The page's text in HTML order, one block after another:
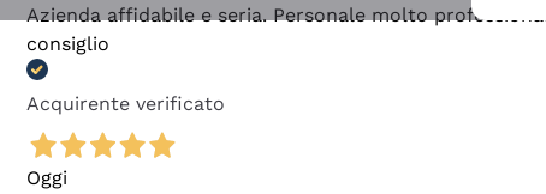
Azienda affidabile e seria. Personale molto
consiglio
Acquirente verificato
Oggi